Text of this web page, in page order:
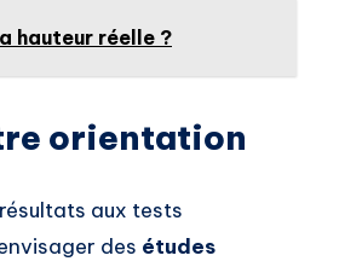
hauteur réelle ?
orientation
aux tests
des études